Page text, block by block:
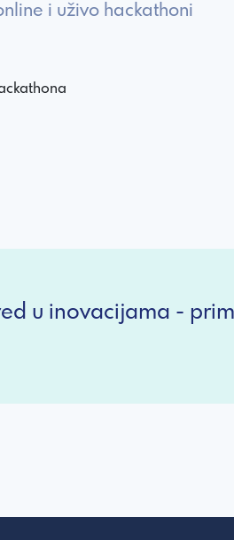
i uživo hackathoni
u inovacijama -